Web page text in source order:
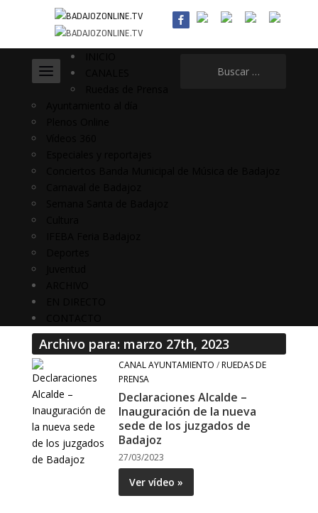
Archivo para: marzo 27th, 2023
CANAL AYUNTAMIENTO /RUEDAS DE
PRENSA
Declaraciones Alcalde –
Inauguración de la nueva
sede de los juzgados de
Badajoz
27/03/2023
Ver vídeo »